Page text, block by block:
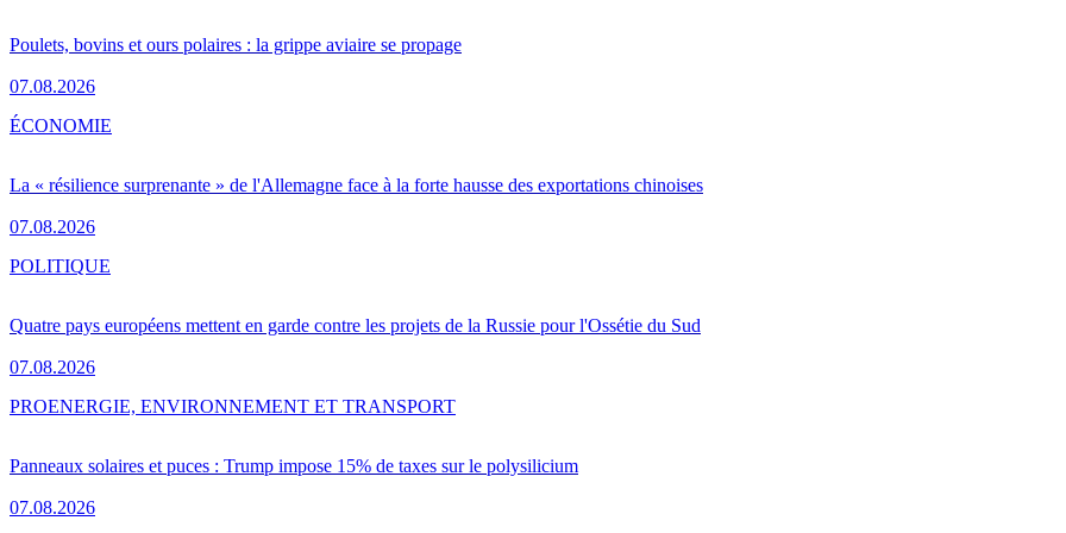
Poulets, bovins et ours polaires : la grippe aviaire se propage
07.08.2026
La « résilience surprenante » de l'Allemagne face à la forte hausse des exportations chinoises
07.08.2026
ÉCONOMIE
Quatre pays européens mettent en garde contre les projets de la Russie pour l'Ossétie du Sud
07.08.2026
POLITIQUE
Panneaux solaires et puces : Trump impose 15% de taxes sur le polysilicium
07.08.2026
PROENERGIE, ENVIRONNEMENT ET TRANSPORT